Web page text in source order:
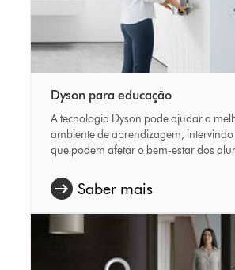
Dyson para educação
A tecnologia Dyson pode ajudar a
ambiente de aprendizagem,
que podem afetar o bem-estar dos
Saber mais